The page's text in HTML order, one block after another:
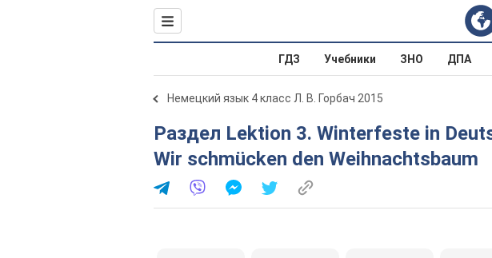
ГДЗ Учебники ЗНО ДПА
Немецкий язык 4 класс Л. В. Горбач 2015
Раздел Lektion 3. Winterfeste in Deutschland. Stunde 4.
Wir schmücken den Weihnachtsbaum